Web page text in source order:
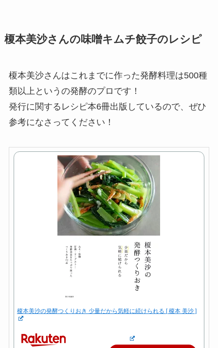
榎本美沙さんの味噌キムチ餃子のレシピ
榎本美沙さんはこれまでに作った発酵料理は500種
類以上というの発酵のプロです！
発行に関するレシピ本6冊出版しているので、ぜひ
参考になさってください！
榎本美沙の発酵つくりおき 少量だから気軽に続けられる [ 榎本 美沙 ]